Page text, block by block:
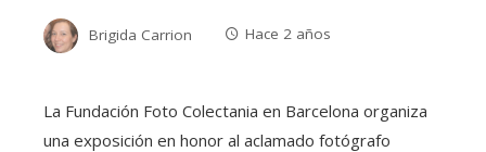
Brigida Carrion Hace 2 años
La Fundación Foto Colectania en Barcelona organiza
una exposición en honor al aclamado fotógrafo